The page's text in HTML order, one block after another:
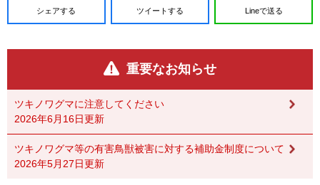
シェアする ツイートする Lineで送る
重要なお知らせ
ツキノワグマに注意してください
2026年6月16日更新
ツキノワグマ等の有害鳥獣被害に対する補助金制度について
2026年5月27日更新